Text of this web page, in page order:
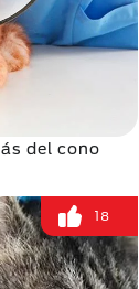
del cono
18